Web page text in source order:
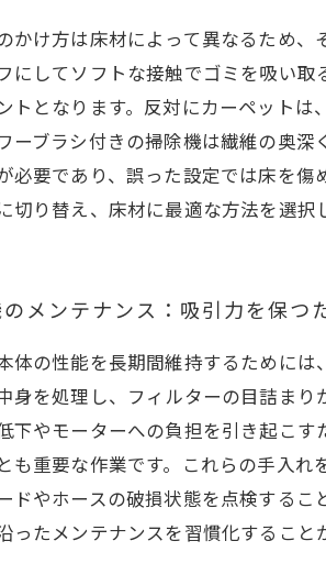
かけ方は床材によって異なるため
にしてソフトな接触でゴミを吸い
トとなります。反対にカーペット
ーブラシ付きの掃除機は繊維の奥
必要であり、誤った設定では床を
切り替え、床材に最適な方法を選択
メンテナンス：吸引力を保つ
体の性能を長期間維持するために
身を処理し、フィルターの目詰ま
下やモーターへの負担を引き起こ
も重要な作業です。これらの手入れ
ドやホースの破損状態を点検する
ったメンテナンスを習慣化すること